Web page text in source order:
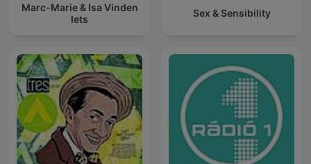
Marc-Marie & Isa Vinden
Iets
Sex & Sensibility